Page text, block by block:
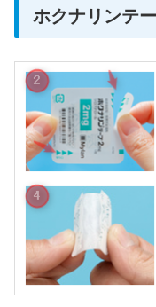
ホクナリンテ